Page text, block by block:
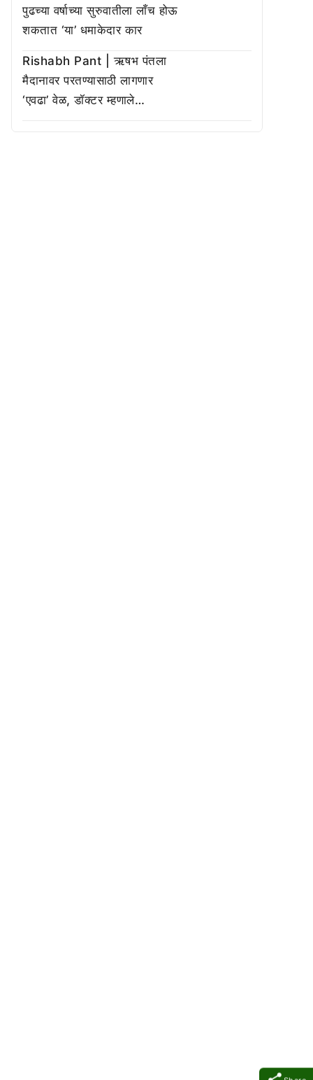
पुढच्या वर्षाच्या सुरुवातीला लाँच होऊ
शकतात ‘या’ धमाकेदार कार
Rishabh Pant | ऋषभ पंतला
मैदानावर परतण्यासाठी लागणार
‘एवढा’ वेळ, डॉक्टर म्हणाले…